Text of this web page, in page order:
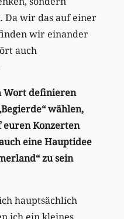
Da wir das auf einer
wir einander
auch
Wort definieren
wählen,
euren Konzerten
eine Hauptidee
zu sein
hauptsächlich